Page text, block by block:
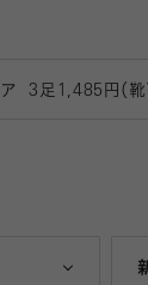
3 足1,485円（